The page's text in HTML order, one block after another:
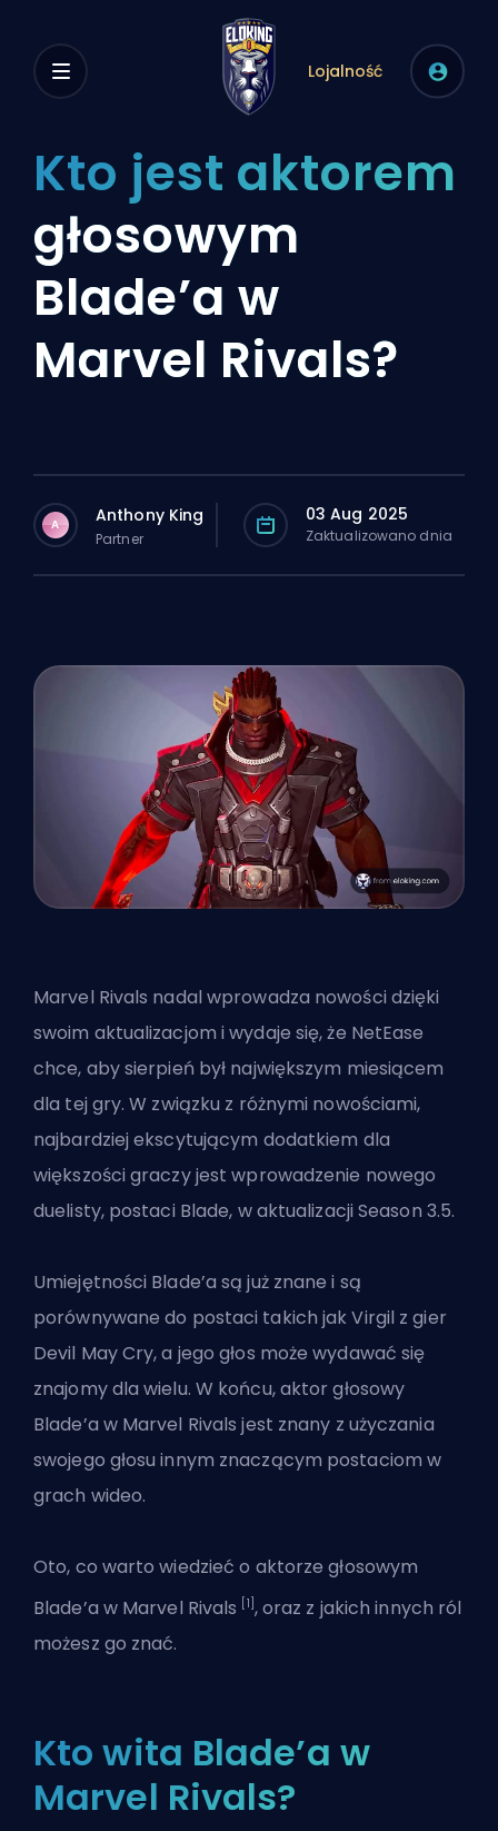
Lojalność
Kto jest aktorem
głosowym
Blade’a w
Marvel Rivals?
A Anthony King
Partner
03 Aug 2025
Zaktualizowano dnia
Marvel Rivals nadal wprowadza nowości dzięki
swoim aktualizacjom i wydaje się, że NetEase
chce, aby sierpień był największym miesiącem
dla tej gry. W związku z różnymi nowościami,
najbardziej ekscytującym dodatkiem dla
większości graczy jest wprowadzenie nowego
duelisty, postaci Blade, waktualizacji Season 3.5.
Umiejętności Blade’a są już znane i są
porównywane do postaci takich jak Virgil z gier
Devil May Cry, a jego głos może wydawać się
znajomy dla wielu. W końcu, aktor głosowy
Blade’a w Marvel Rivals jest znany z użyczania
swojego głosu innym znaczącym postaciom w
grach wideo.
Oto, co warto wiedzieć o aktorze głosowym
Blade’a w Marvel Rivals [1] , oraz z jakich innych ról
możesz go znać.
Kto wita Blade’a w
Marvel Rivals?